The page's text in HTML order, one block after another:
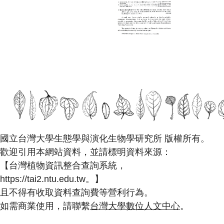
國立台灣大學生態學與演化生物學研究所 版權所有。
歡迎引用本網站資料，並請標明資料來源：
【台灣植物資訊整合查詢系統，
https://tai2.ntu.edu.tw。】
且不得有收取資料查詢費等營利行為。
如需商業使用，請聯繫台灣大學數位人文中心。